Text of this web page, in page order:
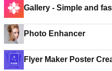
Gallery - Simple and
Photo Enhancer
Flyer Maker Poster